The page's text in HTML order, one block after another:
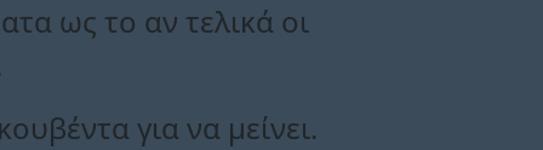
ως το αν τελικά οι
για να μείνει.